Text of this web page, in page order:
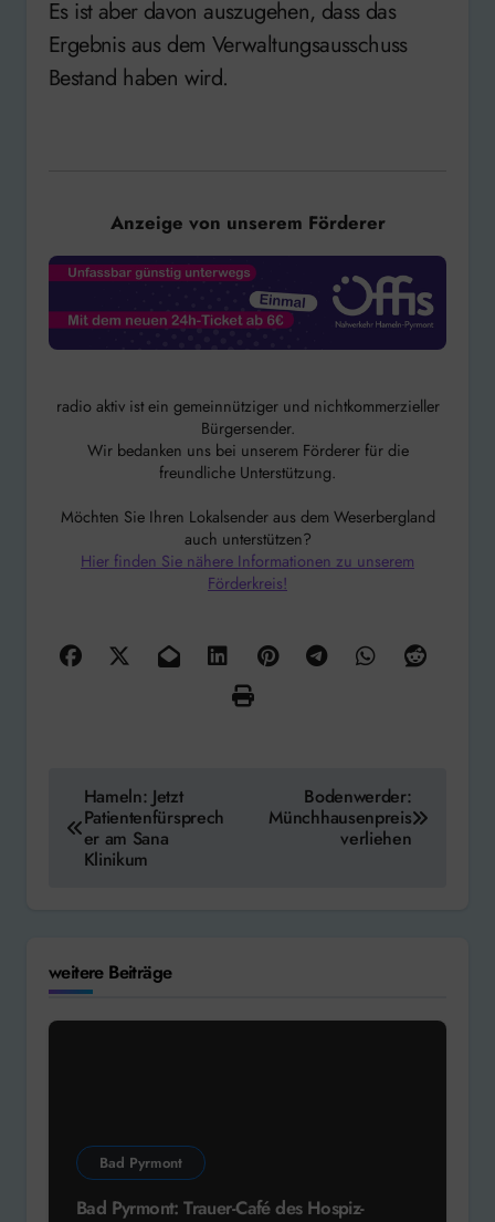
Es ist aber davon auszugehen, dass das
Ergebnis aus dem Verwaltungsausschuss
Bestand haben wird.
Anzeige von unserem Förderer
radio aktiv ist ein gemeinnütziger und nichtkommerzieller
Bürgersender.
Wir bedanken uns bei unserem Förderer für die
freundliche Unterstützung.
Möchten Sie Ihren Lokalsender aus dem Weserbergland
auch unterstützen?
Hier finden Sie nähere Informationen zu unserem
Förderkreis!
Beitragsnavigation
Hameln: Jetzt
Patientenfürsprech
er am Sana
Klinikum
Bodenwerder:
Münchhausenpreis
verliehen
weitere Beiträge
Bad Pyrmont
Bad Pyrmont: Trauer-Café des Hospiz-